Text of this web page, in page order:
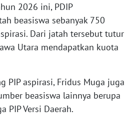
2026 ini, PDIP
beasiswa sebanyak 750
Dari jatah tersebut tutur
Utara mendapatkan kuota
PIP aspirasi, Fridus Muga juga
beasiswa lainnya berupa
PIP Versi Daerah.